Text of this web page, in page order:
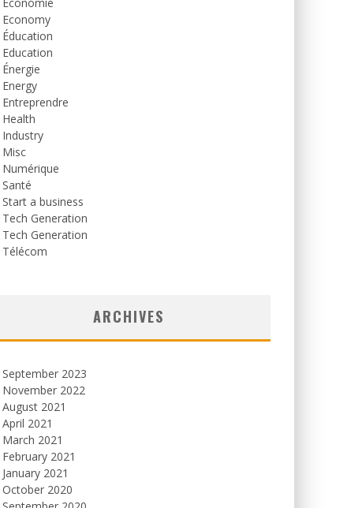
Economy
Éducation
Education
Énergie
Energy
Entreprendre
Health
Industry
Misc
Numérique
Santé
Start a business
Tech Generation
Tech Generation
Télécom
ARCHIVES
September 2023
November 2022
August 2021
April 2021
March 2021
February 2021
January 2021
October 2020